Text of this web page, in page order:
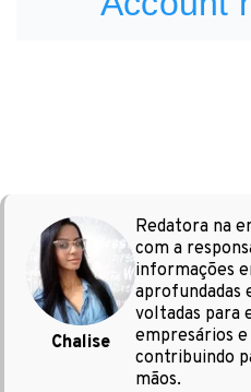
Chalise
Redatora na
com a
informações
aprofundadas
voltadas para
empresários
contribuindo
mãos.